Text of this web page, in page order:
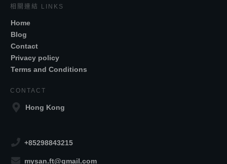
相關連結 LINKS
Home
Blog
Contact
Privacy policy
Terms and Conditions
CONTACT
Hong Kong
+85298843215
mysan.ft@gmail.com